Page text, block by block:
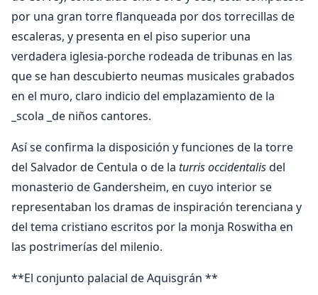
por una gran torre flanqueada por dos torrecillas de
escaleras, y presenta en el piso superior una
verdadera iglesia-porche rodeada de tribunas en las
que se han descubierto neumas musicales grabados
en el muro, claro indicio del emplazamiento de la
_scola _de niños cantores.
Así se confirma la disposición y funciones de la torre
del Salvador de Centula o de la turris occidentalisdel
monasterio de Gandersheim, en cuyo interior se
representaban los dramas de inspiración terenciana y
del tema cristiano escritos por la monja Roswitha en
las postrimerías del milenio.
**El conjunto palacial de Aquisgrán **